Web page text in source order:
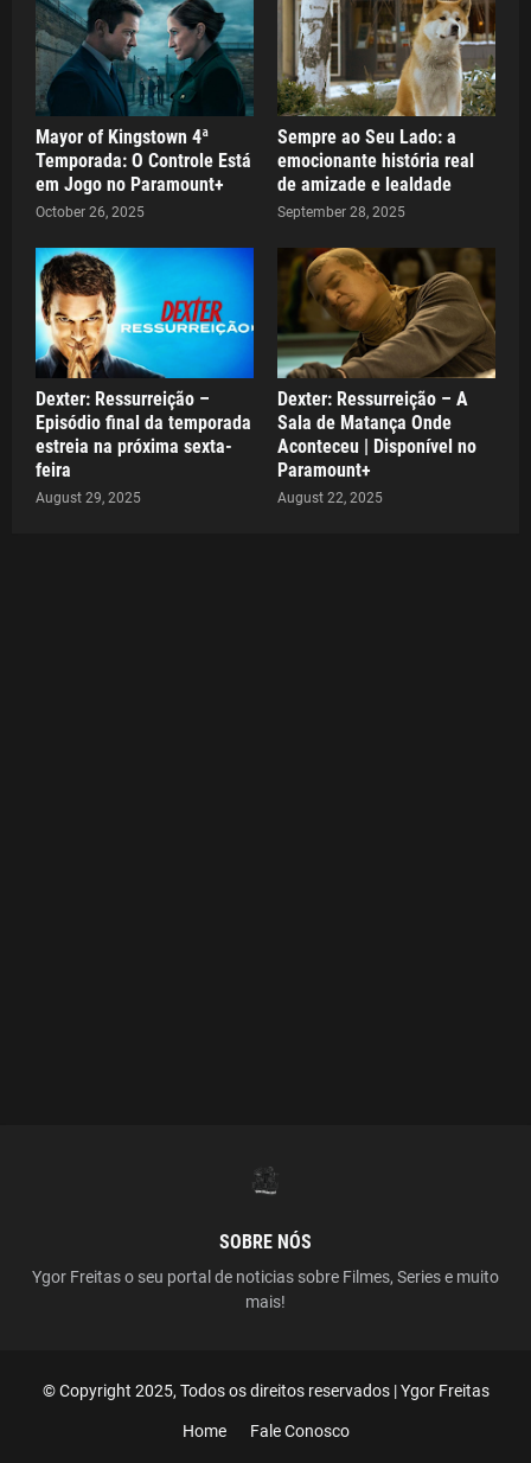
Mayor of Kingstown 4ª
Temporada: O Controle Está
em Jogo no Paramount+
October 26, 2025
Sempre ao Seu Lado: a
emocionante história real
de amizade e lealdade
September 28, 2025
Dexter: Ressurreição –
Episódio final da temporada
estreia na próxima sexta-
feira
August 29, 2025
Dexter: Ressurreição – A
Sala de Matança Onde
Aconteceu | Disponível no
Paramount+
August 22, 2025
SOBRE NÓS
Ygor Freitas o seu portal de noticias sobre Filmes, Series e muito
mais!
© Copyright 2025, Todos os direitos reservados | Ygor Freitas
Home Fale Conosco